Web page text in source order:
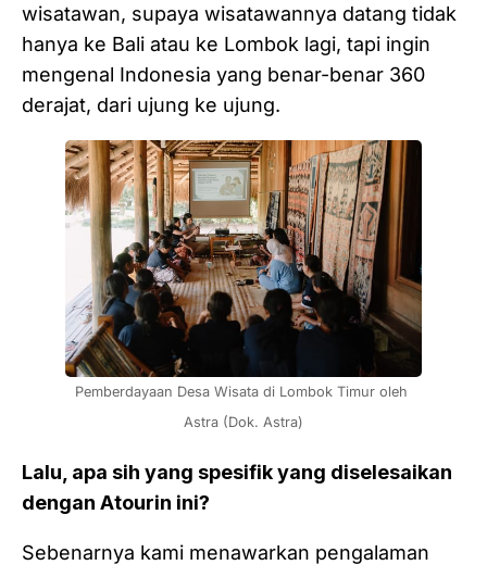
wisatawan, supaya wisatawannya datang tidak
hanya ke Bali atau ke Lombok lagi, tapi ingin
mengenal Indonesia yang benar-benar 360
derajat, dari ujung ke ujung.
Pemberdayaan Desa Wisata di Lombok Timur oleh
Astra (Dok. Astra)
Lalu, apa sih yang spesifik yang diselesaikan
dengan Atourin ini?
Sebenarnya kami menawarkan pengalaman